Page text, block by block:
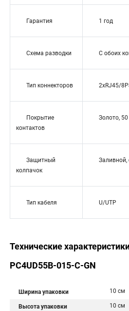
Гарантия 1 год
Схема разводки С обоих
Тип коннекторов 2xRJ45/
Покрытие
контактов
Золото,
Защитный
колпачок
Заливной,
Тип кабеля U/UTP
Технические
PC4UD55B-015-C-GN
Ширина упаковки 10 см
Высота упаковки 10 см